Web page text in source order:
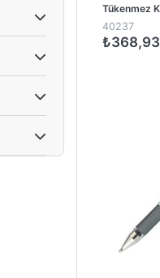
Tükenmez
Siyah (60
40237
₺368,93